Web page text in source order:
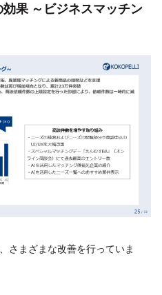
果 ～ビジネスマッチン
さまざまな改善を行っていま